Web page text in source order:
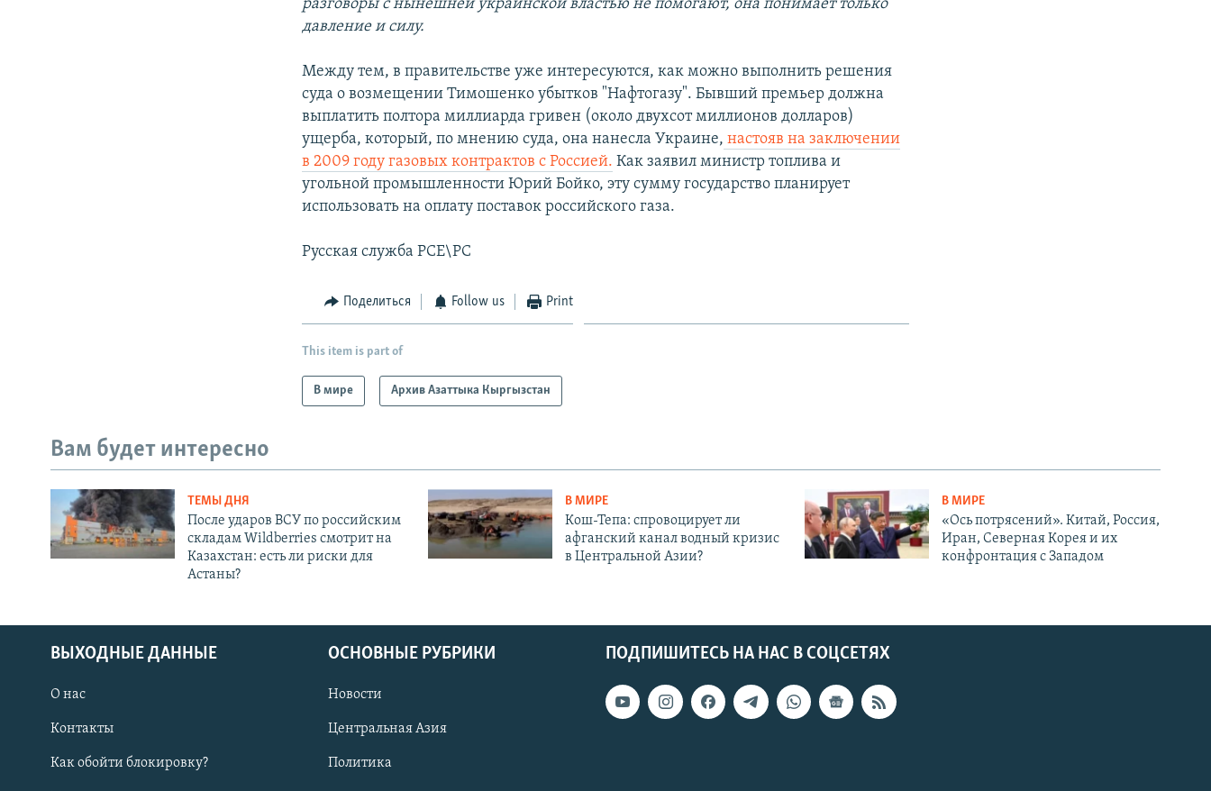
разговоры с нынешней украинской властью не помогают, она понимает только
давление и силу.
Между тем, в правительстве уже интересуются, как можно выполнить решения
суда о возмещении Тимошенко убытков "Нафтогазу". Бывший премьер должна
выплатить полтора миллиарда гривен (около двухсот миллионов долларов)
ущерба, который, по мнению суда, она нанесла Украине, настояв на заключении
в 2009 году газовых контрактов с Россией. Как заявил министр топлива и
угольной промышленности Юрий Бойко, эту сумму государство планирует
использовать на оплату поставок российского газа.
Русская служба РСЕ\РС
Поделиться Follow us Print
This item is part of
В мире Архив Азаттыка Кыргызстан
Вам будет интересно
ТЕМЫ ДНЯ
После ударов ВСУ по российским
складам Wildberries смотрит на
Казахстан: есть ли риски для
Астаны?
В МИРЕ
Кош-Тепа: спровоцирует ли
афганский канал водный кризис
в Центральной Азии?
В МИРЕ
«Ось потрясений». Китай, Россия,
Иран, Северная Корея и их
конфронтация с Западом
ПОДПИШИТЕСЬ НА НАС В СОЦСЕТЯХ
ВЫХОДНЫЕ ДАННЫЕ
О нас
Контакты
Как обойти блокировку?
ОСНОВНЫЕ РУБРИКИ
Новости
Центральная Азия
Политика